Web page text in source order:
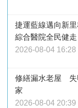
捷運藍線邁向新
綜合醫院全民健走
2026-08-04 16:28
修繕漏水老屋 失
家
2026-08-04 20:39